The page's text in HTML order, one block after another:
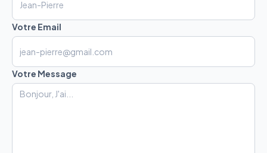
Votre Email
Votre Message